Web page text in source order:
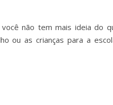
não tem mais ideia do
ou as crianças para a